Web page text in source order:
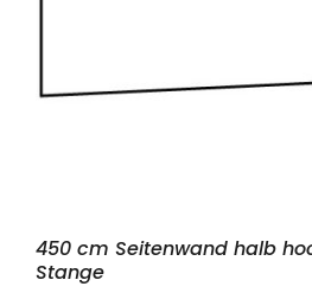
450 cm Seitenwand halb
Stange